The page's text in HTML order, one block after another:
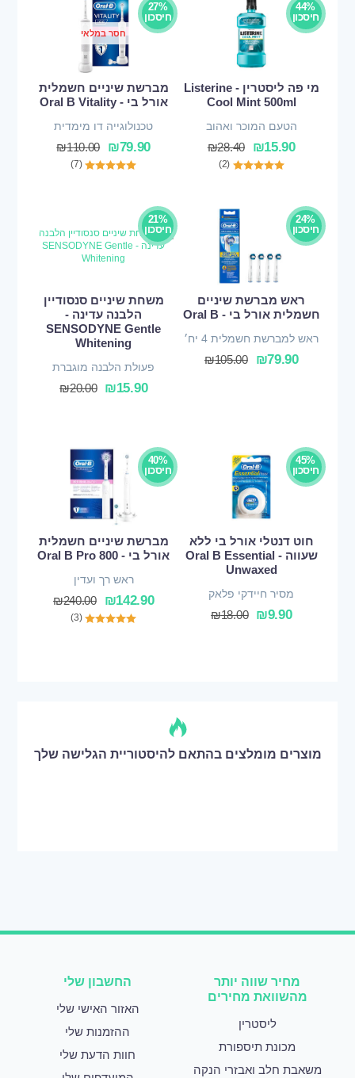
44%
חיסכון
מי פה ליסטרין - Listerine
Cool Mint 500ml
הטעם המוכר ואהוב
₪15.90
₪28.40
(2)
27%
חיסכון
חסר במלאי
מברשת שיניים חשמלית
אורל בי - Oral B Vitality
טכנולוגייה דו מימדית
₪79.90
₪110.00
(7)
24%
חיסכון
ראש מברשת שיניים
חשמלית אורל בי - Oral B
ראש למברשת חשמלית 4 יח׳
₪79.90
₪105.00
21%
חיסכון
משחת שיניים סנסודיין
הלבנה עדינה -
SENSODYNE Gentle
Whitening
פעולת הלבנה מוגברת
₪15.90
₪20.00
45%
חיסכון
חוט דנטלי אורל בי ללא
שעווה - Oral B Essential
Unwaxed
מסיר חיידקי פלאק
₪9.90
₪18.00
40%
חיסכון
מברשת שיניים חשמלית
אורל בי - Oral B Pro 800
ראש רך ועדין
₪142.90
₪240.00
(3)
מוצרים מומלצים בהתאם להיסטוריית הגלישה שלך
מחיר שווה יותר
מהשוואת מחירים
ליסטרין
מכונת תיספורת
משאבת חלב ואבזרי הנקה
החשבון שלי
האזור האישי שלי
ההזמנות שלי
חוות הדעת שלי